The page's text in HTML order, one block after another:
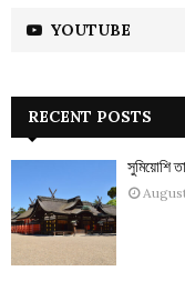
YOUTUBE
RECENT POSTS
সুমিয়োশি